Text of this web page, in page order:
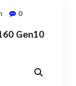
0
Gen10